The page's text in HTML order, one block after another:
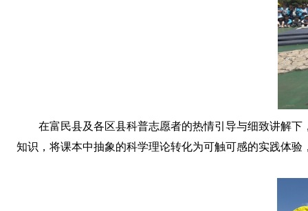
在富民县及各区县科普志愿者的热情引导与细致讲解
知识，将课本中抽象的科学理论转化为可触可感的实践体